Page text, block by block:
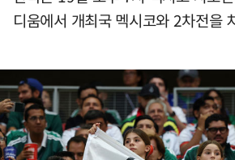
디움에서 개최국 멕시코와 2차전을